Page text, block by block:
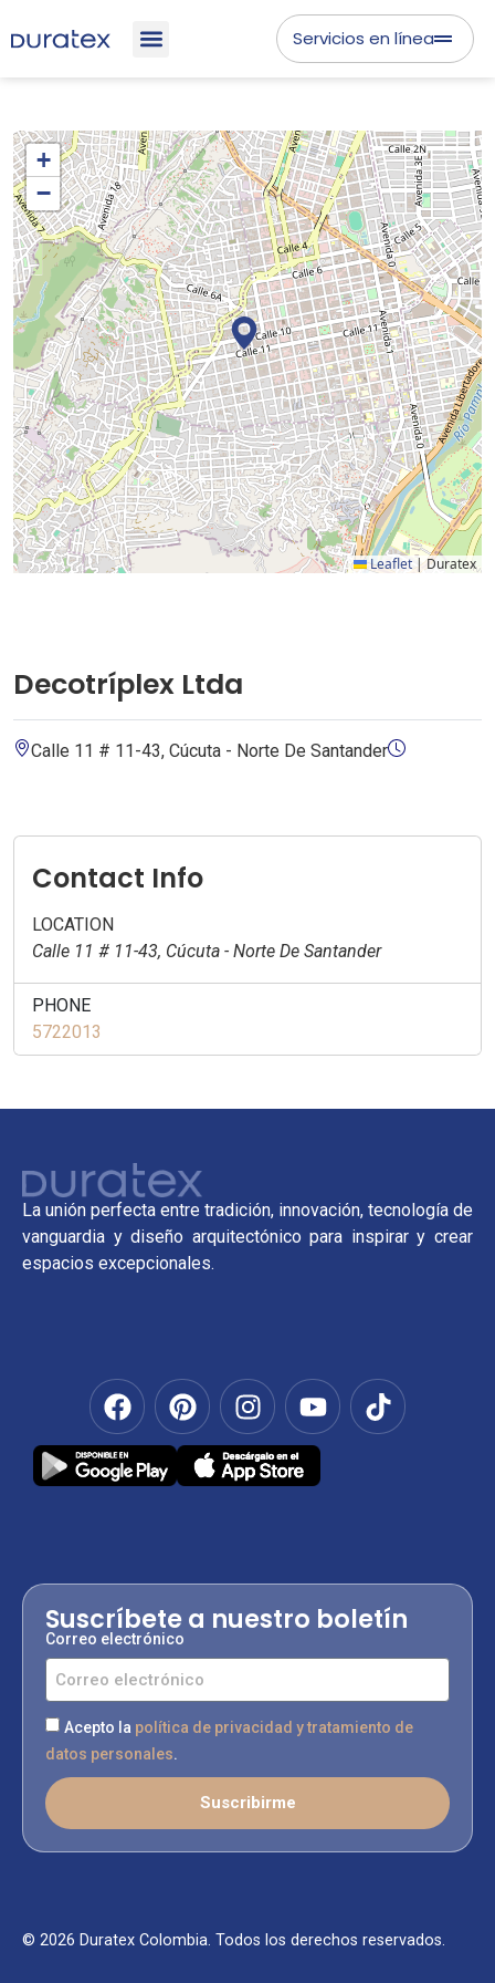
Servicios en línea
+
−
Leaflet|Duratex
Decotríplex Ltda
Calle 11 # 11-43, Cúcuta - Norte De Santander
Contact Info
LOCATION
Calle 11 # 11-43, Cúcuta - Norte De Santander
PHONE
5722013
La unión perfecta entre tradición, innovación, tecnología de
vanguardia y diseño arquitectónico para inspirar y crear
espacios excepcionales.
Suscríbete a nuestro boletín
Correo electrónico
Acepto la política de privacidad y tratamiento de
datos personales.
Suscribirme
© 2026 Duratex Colombia. Todos los derechos reservados.